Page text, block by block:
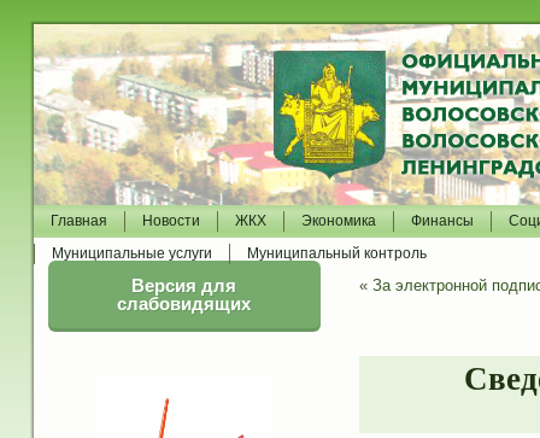
Главная Новости ЖКХ Экономика Финансы
Муниципальные услуги
Муниципальный контроль
Версия для
слабовидящих
« За электронной